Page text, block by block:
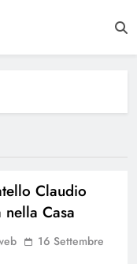
Claudio
nella Casa
16 Settembre